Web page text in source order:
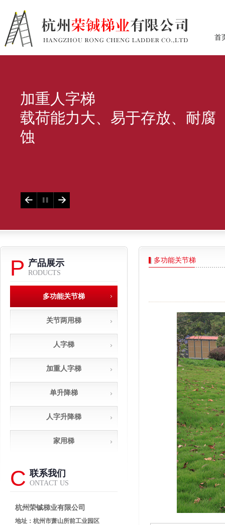
首
加重人字梯
载荷能力大、易于存放、耐腐
蚀
P 产品展示
RODUCTS
多功能关节梯
关节两用梯
人字梯
加重人字梯
单升降梯
人字升降梯
家用梯
C 联系我们
ONTACT US
杭州荣铖梯业有限公司
地址：杭州市萧山所前工业园区
多功能关节梯